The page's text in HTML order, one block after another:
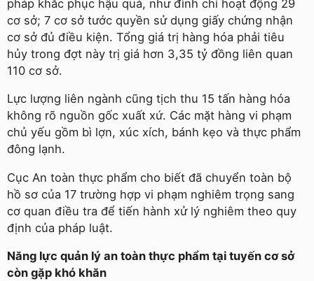
pháp khắc phục hậu quả, như đình chỉ hoạt động 29
cơ sở; 7 cơ sở tước quyền sử dụng giấy chứng nhận
cơ sở đủ điều kiện. Tổng giá trị hàng hóa phải tiêu
hủy trong đợt này trị giá hơn 3,35 tỷ đồng liên quan
110 cơ sở.
Lực lượng liên ngành cũng tịch thu 15 tấn hàng hóa
không rõ nguồn gốc xuất xứ. Các mặt hàng vi phạm
chủ yếu gồm bì lợn, xúc xích, bánh kẹo và thực phẩm
đông lạnh.
Cục An toàn thực phẩm cho biết đã chuyển toàn bộ
hồ sơ của 17 trường hợp vi phạm nghiêm trọng sang
cơ quan điều tra để tiến hành xử lý nghiêm theo quy
định của pháp luật.
Năng lực quản lý an toàn thực phẩm tại tuyến cơ sở
còn gặp khó khăn